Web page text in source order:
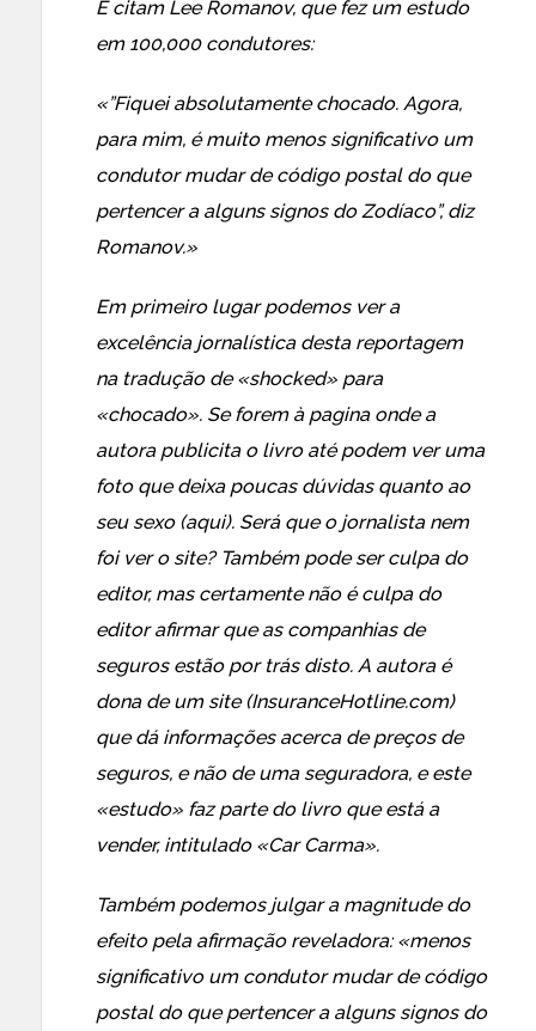
E citam Lee Romanov, que fez um estudo
em 100,000 condutores:
«”Fiquei absolutamente chocado. Agora,
para mim, é muito menos significativo um
condutor mudar de código postal do que
pertencer a alguns signos do Zodíaco”, diz
Romanov.»
Em primeiro lugar podemos ver a
excelência jornalística desta reportagem
na tradução de «shocked» para
«chocado». Se forem à pagina onde a
autora publicita o livro até podem ver uma
foto que deixa poucas dúvidas quanto ao
seu sexo (aqui). Será que o jornalista nem
foi ver o site? Também pode ser culpa do
editor, mas certamente não é culpa do
editor afirmar que as companhias de
seguros estão por trás disto. A autora é
dona de um site (InsuranceHotline.com)
que dá informações acerca de preços de
seguros, e não de uma seguradora, e este
«estudo» faz parte do livro que está a
vender, intitulado «Car Carma».
Também podemos julgar a magnitude do
efeito pela afirmação reveladora: «menos
significativo um condutor mudar de código
postal do que pertencer a alguns signos do